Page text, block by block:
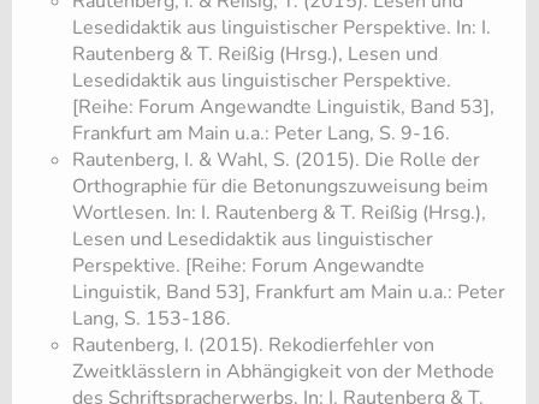
Lesedidaktik aus linguistischer Perspektive. In: I.
Rautenberg & T. Reißig (Hrsg.), Lesen und
Lesedidaktik aus linguistischer Perspektive.
[Reihe: Forum Angewandte Linguistik, Band 53],
Frankfurt am Main u.a.: Peter Lang, S. 9-16.
Rautenberg, I. & Wahl, S. (2015). Die Rolle der
Orthographie für die Betonungszuweisung beim
Wortlesen. In: I. Rautenberg & T. Reißig (Hrsg.),
Lesen und Lesedidaktik aus linguistischer
Perspektive. [Reihe: Forum Angewandte
Linguistik, Band 53], Frankfurt am Main u.a.: Peter
Lang, S. 153-186.
Rautenberg, I. (2015). Rekodierfehler von
Zweitklässlern in Abhängigkeit von der Methode
des Schriftspracherwerbs. In: I. Rautenberg & T.